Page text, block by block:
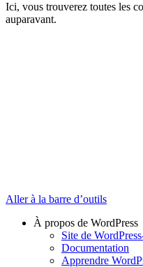
Ici, vous trouverez toutes les
auparavant.
Aller à la barre d’outils
À propos de WordPress
Site de
Documentation
Apprendre